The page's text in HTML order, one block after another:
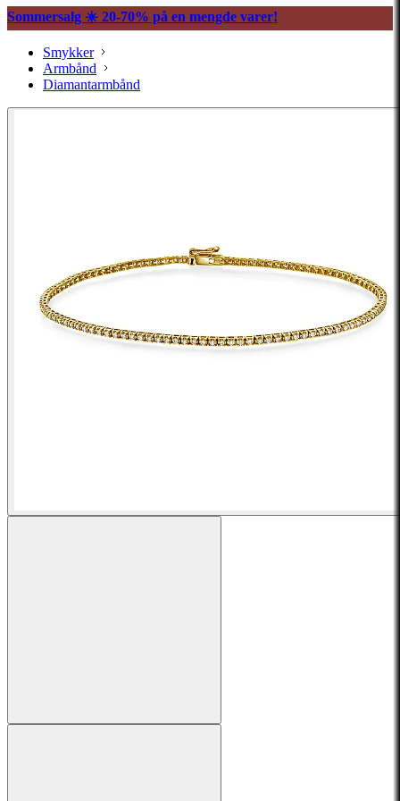
Sommersalg ☀️ 20-70% på en mengde varer!
Smykker
Armbånd
Diamantarmbånd